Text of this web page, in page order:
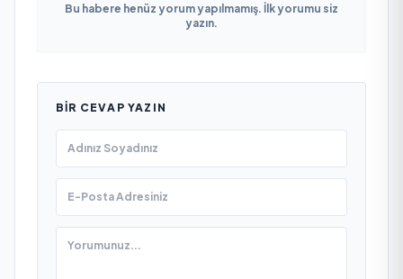
Bu habere henüz yorum yapılmamış. İlk yorumu siz
yazın.
BIR CEVAP YAZIN